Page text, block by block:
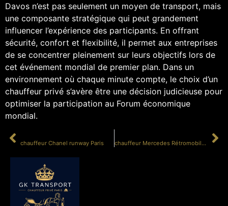
Davos n’est pas seulement un moyen de transport, mais
une composante stratégique qui peut grandement
influencer l’expérience des participants. En offrant
sécurité, confort et flexibilité, il permet aux entreprises
de se concentrer pleinement sur leurs objectifs lors de
cet événement mondial de premier plan. Dans un
environnement où chaque minute compte, le choix d’un
chauffeur privé s’avère être une décision judicieuse pour
optimiser la participation au Forum économique
mondial.
chauffeur Chanel runway Paris chauffeur Mercedes Rétromobile Salon